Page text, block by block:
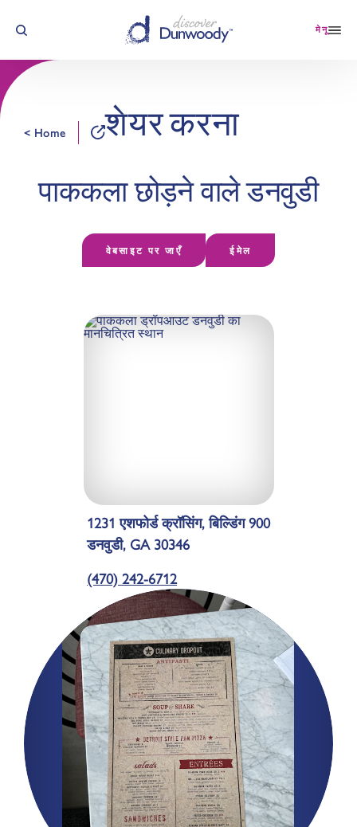
सामग्री पर जाएं मेनू
< Home शेयर करना
पाककला छोड़ने वाले डनवुडी
वेबसाइट पर जाएँ ईमेल
1231 एशफोर्ड क्रॉसिंग, बिल्डिंग 900
डनवुडी, GA 30346
(470) 242-6712